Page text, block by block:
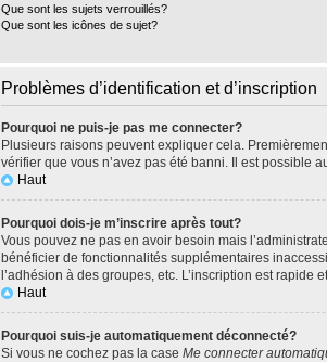
Que sont les sujets verrouillés?
Que sont les icônes de sujet?
Problèmes d’identification et d’inscription
Pourquoi ne puis-je pas me connecter?
Plusieurs raisons peuvent expliquer cela.
vérifier que vous n’avez pas été banni. Il est possible
Haut
Pourquoi dois-je m’inscrire après tout?
Vous pouvez ne pas en avoir besoin mais
bénéficier de fonctionnalités supplémentaires
l’adhésion à des groupes, etc. L’inscription est rapide
Haut
Pourquoi suis-je automatiquement déconnecté?
Si vous ne cochez pas la case Me connecter